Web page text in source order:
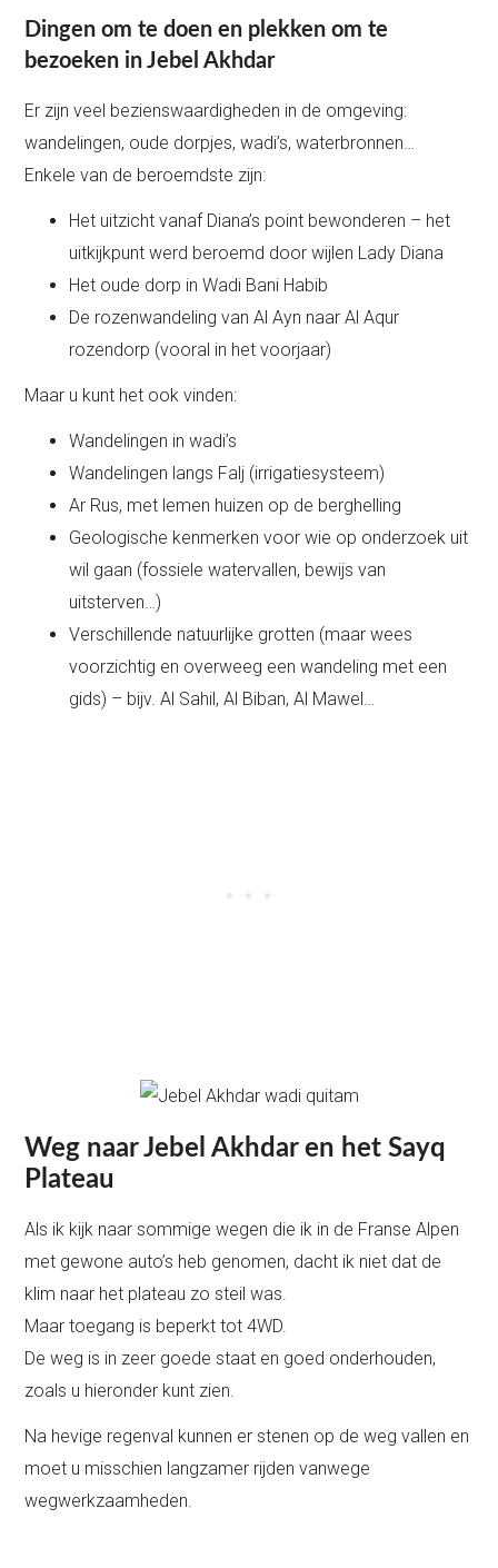
Dingen om te doen en plekken om te
bezoeken in Jebel Akhdar
Er zijn veel bezienswaardigheden in de omgeving:
wandelingen, oude dorpjes, wadi’s, waterbronnen…
Enkele van de beroemdste zijn:
Het uitzicht vanaf Diana’s point bewonderen – het
uitkijkpunt werd beroemd door wijlen Lady Diana
Het oude dorp in Wadi Bani Habib
De rozenwandeling van Al Ayn naar Al Aqur
rozendorp (vooral in het voorjaar)
Maar u kunt het ook vinden:
Wandelingen in wadi’s
Wandelingen langs Falj (irrigatiesysteem)
Ar Rus, met lemen huizen op de berghelling
Geologische kenmerken voor wie op onderzoek uit
wil gaan (fossiele watervallen, bewijs van
uitsterven…)
Verschillende natuurlijke grotten (maar wees
voorzichtig en overweeg een wandeling met een
gids) – bijv. Al Sahil, Al Biban, Al Mawel…
Weg naar Jebel Akhdar en het Sayq
Plateau
Als ik kijk naar sommige wegen die ik in de Franse Alpen
met gewone auto’s heb genomen, dacht ik niet dat de
klim naar het plateau zo steil was.
Maar toegang is beperkt tot 4WD.
De weg is in zeer goede staat en goed onderhouden,
zoals u hieronder kunt zien.
Na hevige regenval kunnen er stenen op de weg vallen en
moet u misschien langzamer rijden vanwege
wegwerkzaamheden.